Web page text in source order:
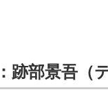
跡部景吾（